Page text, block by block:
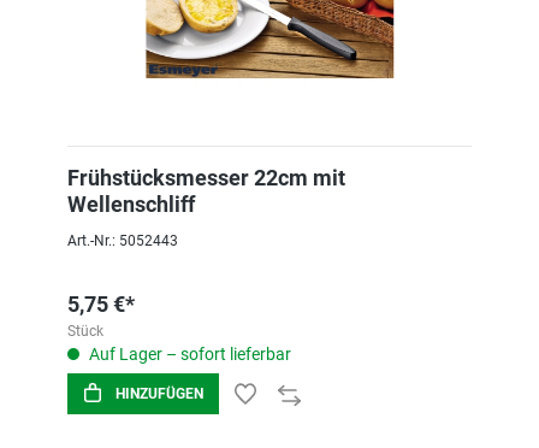
Frühstücksmesser 22cm mit
Wellenschliff
Art.-Nr.: 5052443
5,75 €*
Stück
Auf Lager – sofort lieferbar
HINZUFÜGEN